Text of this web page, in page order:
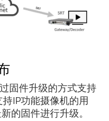
固件升级的方式支持
IP功能摄像机的用
的固件进行升级。